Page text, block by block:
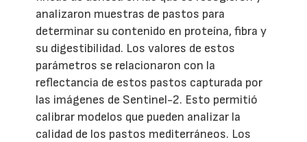
analizaron muestras de pastos para
determinar su contenido en proteína, fibra y
su digestibilidad. Los valores de estos
parámetros se relacionaron con la
reflectancia de estos pastos capturada por
las imágenes de Sentinel-2. Esto permitió
calibrar modelos que pueden analizar la
calidad de los pastos mediterráneos. Los